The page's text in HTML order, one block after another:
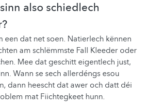
also schiedlech
een dat net soen. Natierlech kënnen
am schlëmmste Fall Kleeder oder
Mee dat geschitt eigentlech just,
Wann se sech allerdéngs esou
dann heescht dat awer och datt déi
mat Fiichtegkeet hunn.